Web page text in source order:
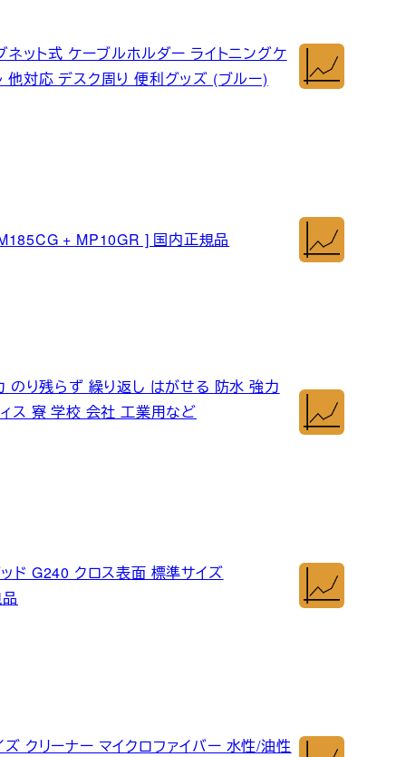
ット式 ケーブルホルダー ライトニングケ
対応 デスク周り 便利グッズ (ブルー)
+ MP10GR ] 国内正規品
り残らず 繰り返し はがせる 防水 強力
ス 寮 学校 会社 工業用など
ド G240 クロス表面 標準サイズ
クリーナー マイクロファイバー 水性/油性